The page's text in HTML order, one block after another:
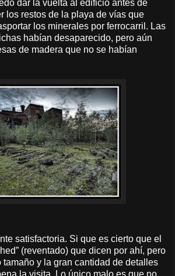
dar la vuelta al edificio antes de
los restos de la playa de vías que
los minerales por ferrocarril. Las
habían desaparecido, pero aún
de madera que no se habían
satisfactoria. Si que es cierto que el
(reventado) que dicen por ahí, pero
tamaño y la gran cantidad de detalles
la visita. Lo único malo es que no